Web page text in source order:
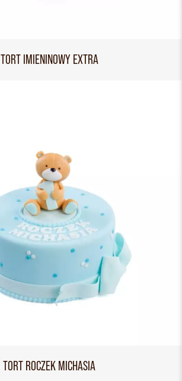
TORT IMIENINOWY EXTRA
TORT ROCZEK MICHASIA